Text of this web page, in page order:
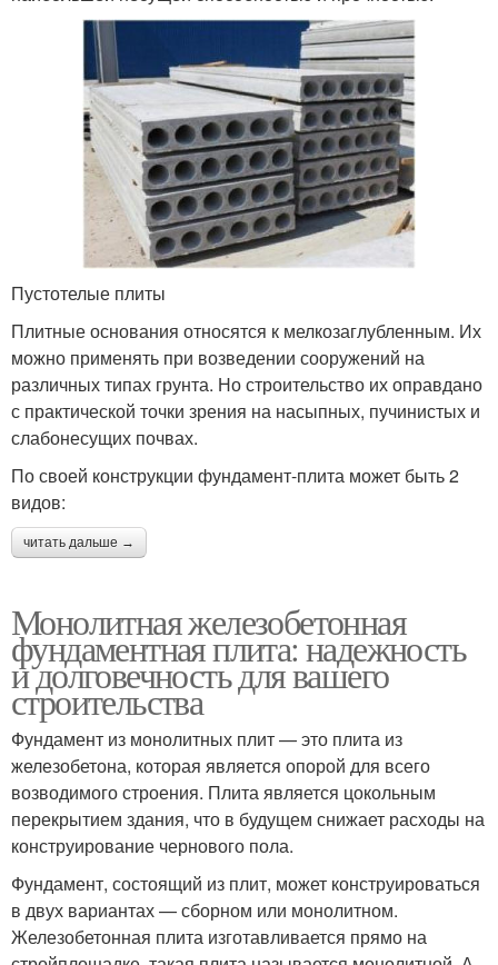
Пустотелые плиты
Плитные основания относятся к мелкозаглубленным. Их
можно применять при возведении сооружений на
различных типах грунта. Но строительство их оправдано
с практической точки зрения на насыпных, пучинистых и
слабонесущих почвах.
По своей конструкции фундамент-плита может быть 2
видов:
читать дальше →
Монолитная железобетонная
фундаментная плита: надежность
и долговечность для вашего
строительства
Фундамент из монолитных плит — это плита из
железобетона, которая является опорой для всего
возводимого строения. Плита является цокольным
перекрытием здания, что в будущем снижает расходы на
конструирование чернового пола.
Фундамент, состоящий из плит, может конструироваться
в двух вариантах — сборном или монолитном.
Железобетонная плита изготавливается прямо на